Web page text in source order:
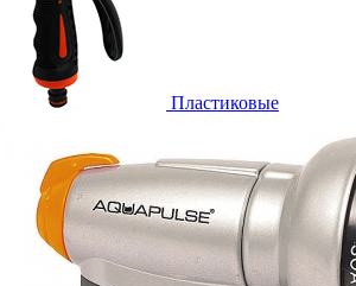
Пластиковые